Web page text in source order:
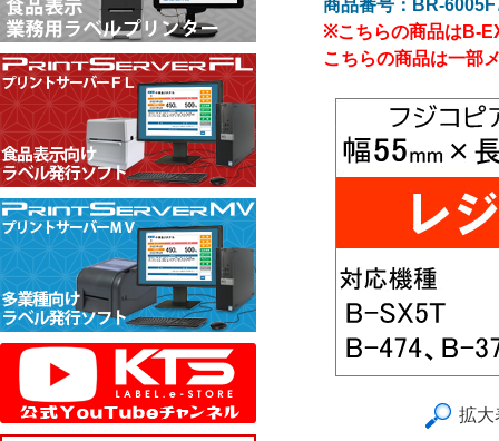
商品番号：BR-
※こちらの商品はB-
こちらの商品は一部
拡大